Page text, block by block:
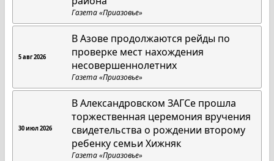
Газета «Приазовье»
5 авг 2026
В Азове продолжаются рейды по
проверке мест нахождения
несовершеннолетних
Газета «Приазовье»
30 июл 2026
В Александровском ЗАГСе прошла
торжественная церемония вручения
свидетельства о рождении второму
ребенку семьи Хижняк
Газета «Приазовье»